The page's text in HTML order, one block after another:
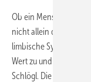
Ob ein Mensch zur
nicht allein davon ab,
limbische System
Wert zu und erzeugt
Schlögl. Die